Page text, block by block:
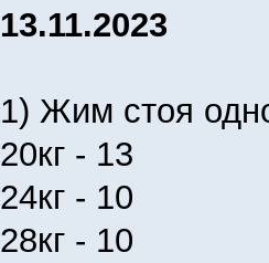
13.11.2023
1) Жим стоя
20кг - 13
24кг - 10
28кг - 10